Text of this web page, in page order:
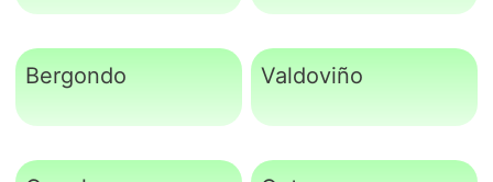
Bergondo Valdoviño